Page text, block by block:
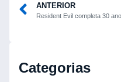
ANTERIOR
Categorias